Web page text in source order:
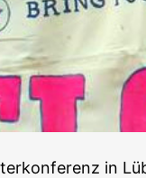
in